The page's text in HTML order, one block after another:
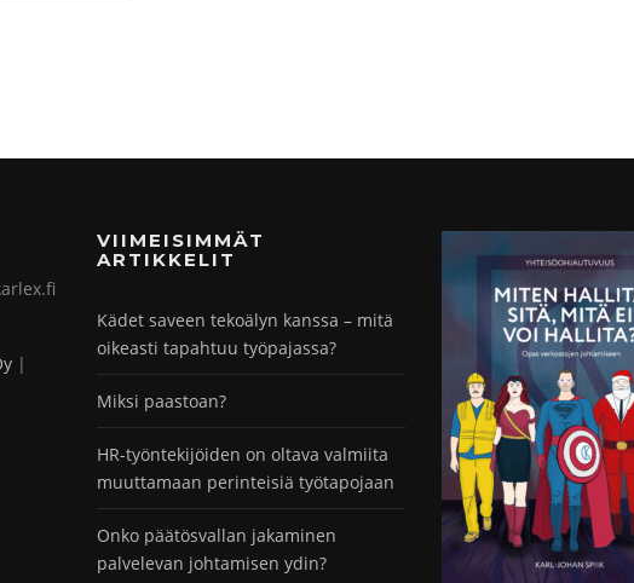
|
VIIMEISIMMÄT
ARTIKKELIT
Kädet saveen tekoälyn kanssa – mitä
oikeasti tapahtuu työpajassa?
Miksi paastoan?
HR-työntekijöiden on oltava valmiita
muuttamaan perinteisiä työtapojaan
Onko päätösvallan jakaminen
palvelevan johtamisen ydin?